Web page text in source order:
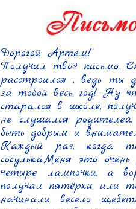
Дорогой Артем!
Получил твоё письмо.
расстроился , ведь ты
за тобой весь год! Ну
старался в школе,
не слушался
быть добрым и
Каждый раз, когда
сосулька.Меня это
четыре лампочки, а
получал пятёрки, или
начинали весело